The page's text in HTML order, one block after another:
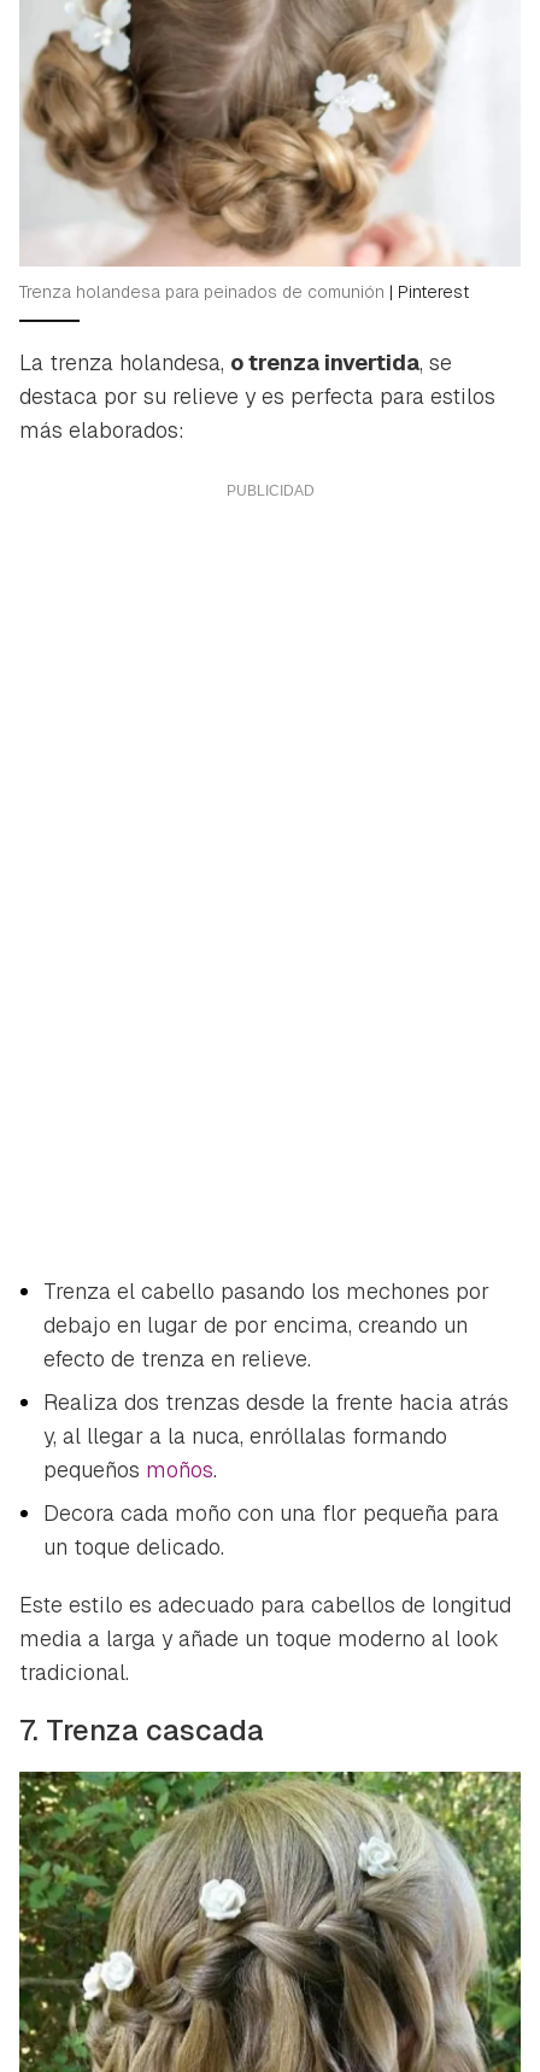
Trenza holandesa para peinados de comunión | Pinterest
La trenza holandesa, o trenza invertida, se
destaca por su relieve y es perfecta para estilos
más elaborados:
Trenza el cabello pasando los mechones por
debajo en lugar de por encima, creando un
efecto de trenza en relieve.
Realiza dos trenzas desde la frente hacia atrás
y, al llegar a la nuca, enróllalas formando
pequeños moños.
Decora cada moño con una flor pequeña para
un toque delicado.
Este estilo es adecuado para cabellos de longitud
media a larga y añade un toque moderno al look
tradicional.
7. Trenza cascada